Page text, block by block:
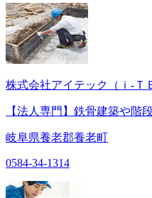
株式会社アイテック（ｉ‐Ｔ
【法人専門】鉄骨建築や階
岐阜県養老郡養老町
0584-34-1314